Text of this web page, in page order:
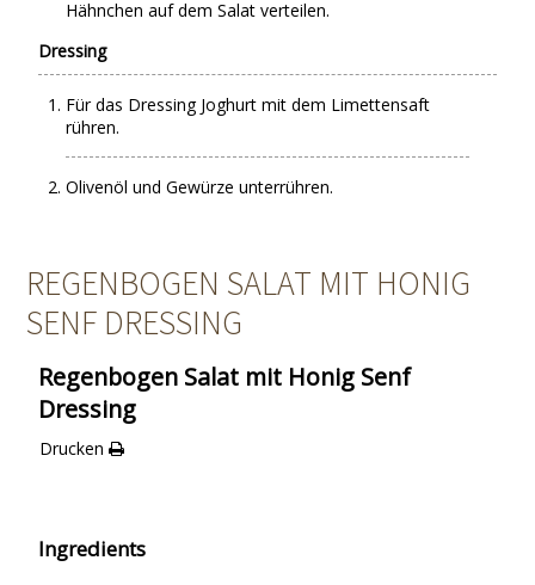
Hähnchen auf dem Salat verteilen.
Dressing
Für das Dressing Joghurt mit dem Limettensaft
rühren.
Olivenöl und Gewürze unterrühren.
REGENBOGEN SALAT MIT HONIG
SENF DRESSING
Regenbogen Salat mit Honig Senf
Dressing
Drucken
Ingredients